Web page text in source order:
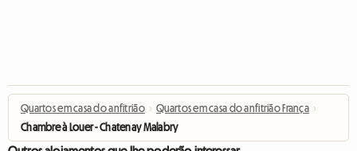
Quartos em casa do anfitrião › Quartos em casa do anfitrião França ›
Chambre à Louer - Chatenay Malabry